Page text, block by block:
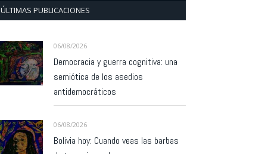
ÚLTIMAS PUBLICACIONES
06/08/2026
Democracia y guerra cognitiva: una
semiótica de los asedios
antidemocráticos
06/08/2026
Bolivia hoy: Cuando veas las barbas